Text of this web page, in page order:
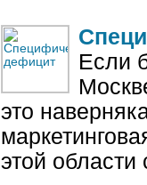
Если
это
этой